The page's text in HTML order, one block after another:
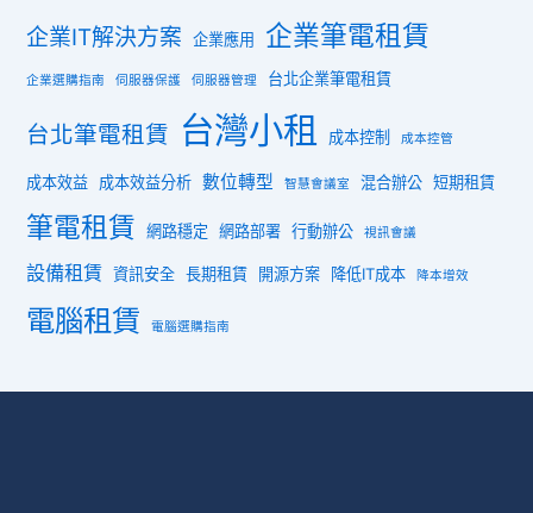
企業IT解決方案 企業應用 企業筆電租賃
企業選購指南 伺服器保護 伺服器管理 台北企業筆電租賃
台北筆電租賃 台灣小租 成本控制 成本控管
成本效益 成本效益分析 數位轉型 智慧會議室 混合辦公 短期租賃
筆電租賃 網路穩定 網路部署 行動辦公 視訊會議
設備租賃 資訊安全 長期租賃 開源方案 降低IT成本 降本增效
電腦租賃 電腦選購指南